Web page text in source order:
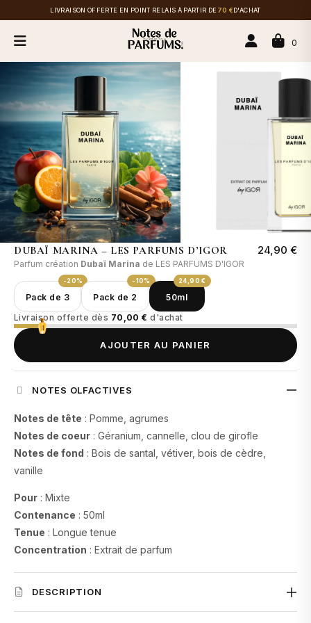
LIVRAISON OFFERTE EN POINT RELAIS À PARTIR DE 70 €D'ACHAT
0
DUBAÏ MARINA – LES PARFUMS D’IGOR 24,90 €
Parfum création Dubaï Marina de LES PARFUMS D'IGOR
Pack de 3
-20%
Pack de 2
-10%
50ml
24,90 €
Livraison offerte dès 70,00 € d'achat
AJOUTER AU PANIER
NOTES OLFACTIVES
Notes de tête : Pomme, agrumes
Notes de coeur : Géranium, cannelle, clou de girofle
Notes de fond : Bois de santal, vétiver, bois de cèdre,
vanille
Pour : Mixte
Contenance : 50ml
Tenue : Longue tenue
Concentration : Extrait de parfum
DESCRIPTION